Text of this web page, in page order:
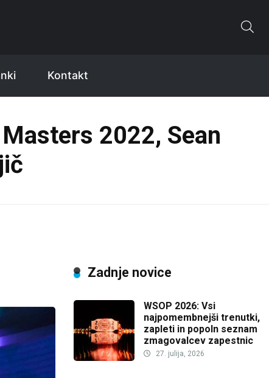
Kontakt
2022, Sean
Zadnje novice
WSOP 2026: Vsi
najpomembnejši trenutki,
zapleti in popoln seznam
zmagovalcev zapestnic
27. julija, 2026